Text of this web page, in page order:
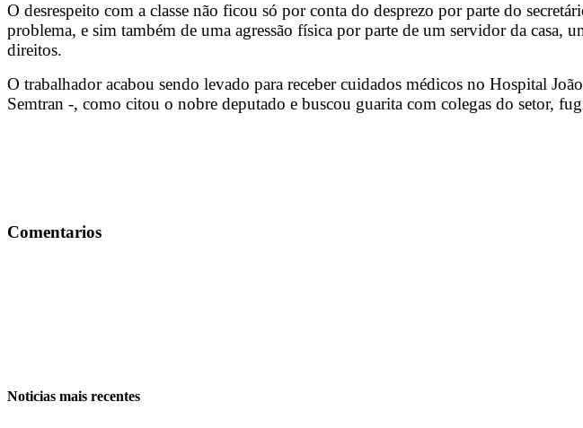
O desrespeito com a classe não ficou só por conta do desprezo por parte do
problema, e sim também de uma agressão física por parte de um servidor da
direitos.
O trabalhador acabou sendo levado para receber cuidados médicos no Hospital
Semtran -, como citou o nobre deputado e buscou guarita com colegas do setor,
Comentarios
Noticias mais recentes